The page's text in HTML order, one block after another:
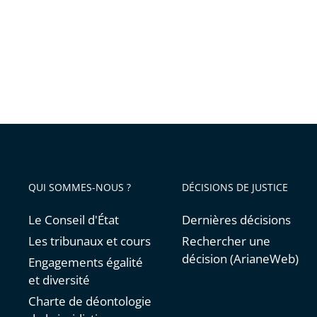
QUI SOMMES-NOUS ?
Le Conseil d'État
Les tribunaux et cours
Engagements égalité
et diversité
Charte de déontologie
DÉCISIONS DE JUSTICE
Dernières décisions
Rechercher une
décision (ArianeWeb)